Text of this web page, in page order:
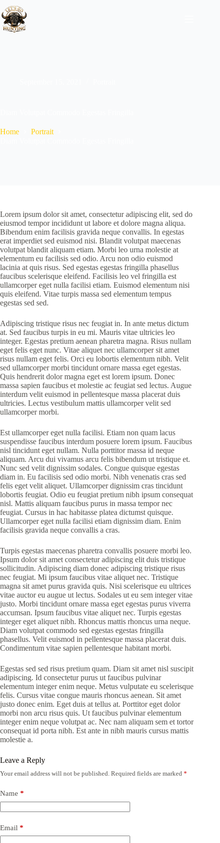
Home
Portrait
Lorem ipsum dolor sit amet, consectetur adipiscing elit, sed do
eiusmod tempor incididunt ut labore et dolore magna aliqua.
Bibendum enim facilisis gravida neque convallis. In egestas
erat imperdiet sed euismod nisi. Blandit volutpat maecenas
volutpat blandit aliquam etiam. Morbi leo urna molestie at
elementum eu facilisis sed odio. Arcu non odio euismod
lacinia at quis risus. Sed egestas egestas fringilla phasellus
faucibus scelerisque eleifend. Facilisis leo vel fringilla est
ullamcorper eget nulla facilisi etiam. Euismod elementum nisi
quis eleifend. Vitae turpis massa sed elementum tempus
egestas sed sed.
Adipiscing tristique risus nec feugiat in. In ante metus dictum
at. Sed faucibus turpis in eu mi. Mauris vitae ultricies leo
integer. Egestas pretium aenean pharetra magna. Risus nullam
eget felis eget nunc. Vitae aliquet nec ullamcorper sit amet
risus nullam eget felis. Orci eu lobortis elementum nibh. Velit
sed ullamcorper morbi tincidunt ornare massa eget egestas.
Quis hendrerit dolor magna eget est lorem ipsum. Donec
massa sapien faucibus et molestie ac feugiat sed lectus. Augue
interdum velit euismod in pellentesque massa placerat duis
ultricies. Lectus vestibulum mattis ullamcorper velit sed
ullamcorper morbi.
Est ullamcorper eget nulla facilisi. Etiam non quam lacus
suspendisse faucibus interdum posuere lorem ipsum. Faucibus
nisl tincidunt eget nullam. Nulla porttitor massa id neque
aliquam. Arcu dui vivamus arcu felis bibendum ut tristique et.
Nunc sed velit dignissim sodales. Congue quisque egestas
diam in. Eu facilisis sed odio morbi. Nibh venenatis cras sed
felis eget velit aliquet. Ullamcorper dignissim cras tincidunt
lobortis feugiat. Odio eu feugiat pretium nibh ipsum consequat
nisl. Mattis aliquam faucibus purus in massa tempor nec
feugiat. Cursus in hac habitasse platea dictumst quisque.
Ullamcorper eget nulla facilisi etiam dignissim diam. Enim
facilisis gravida neque convallis a cras.
Turpis egestas maecenas pharetra convallis posuere morbi leo.
Ipsum dolor sit amet consectetur adipiscing elit duis tristique
sollicitudin. Adipiscing diam donec adipiscing tristique risus
nec feugiat. Mi ipsum faucibus vitae aliquet nec. Tristique
magna sit amet purus gravida quis. Nisi scelerisque eu ultrices
vitae auctor eu augue ut lectus. Sodales ut eu sem integer vitae
justo. Morbi tincidunt ornare massa eget egestas purus viverra
accumsan. Ipsum faucibus vitae aliquet nec. Turpis egestas
integer eget aliquet nibh. Rhoncus mattis rhoncus urna neque.
Diam volutpat commodo sed egestas egestas fringilla
phasellus. Velit euismod in pellentesque massa placerat duis.
Condimentum vitae sapien pellentesque habitant morbi.
Egestas sed sed risus pretium quam. Diam sit amet nisl suscipit
adipiscing. Id consectetur purus ut faucibus pulvinar
elementum integer enim neque. Metus vulputate eu scelerisque
felis. Cursus vitae congue mauris rhoncus aenean. Sit amet
justo donec enim. Eget duis at tellus at. Porttitor eget dolor
morbi non arcu risus quis. Ut faucibus pulvinar elementum
integer enim neque volutpat ac. Nec nam aliquam sem et tortor
consequat id porta nibh. Est ante in nibh mauris cursus mattis
molestie a.
Leave a Reply
Your email address will not be published. Required fields are marked *
Name *
Email *